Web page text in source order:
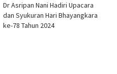
Dr Asripan Nani Hadiri Upacara
dan Syukuran Hari Bhayangkara
ke-78 Tahun 2024